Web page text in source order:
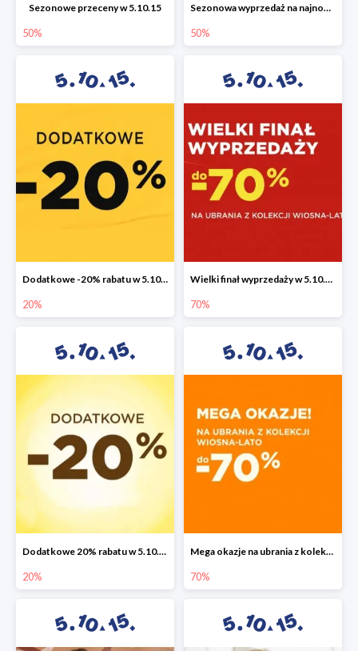
Sezonowe przeceny w 5.10.15
50%
Sezonowa wyprzedaż na najnowszą kolekcję do -50%
50%
Dodatkowe -20% rabatu w 5.10.15
20%
Wielki finał wyprzedaży w 5.10.15 do -70%
70%
Dodatkowe 20% rabatu w 5.10.15
20%
Mega okazje na ubrania z kolekcji wiosna-lato do -70%
70%